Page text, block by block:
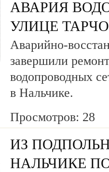
АВАРИЯ
УЛИЦЕ
Аварийно-
завершили
водопроводных
в Нальчике.
Просмотров: 28
ИЗ
НАЛЬЧИКЕ